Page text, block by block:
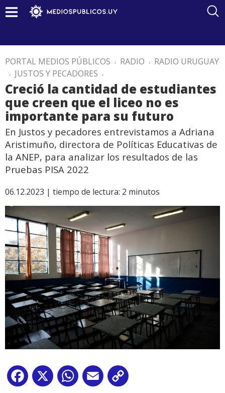
PORTAL MEDIOS PÚBLICOS . RADIO . RADIO URUGUAY
. JUSTOS Y PECADORES .
Creció la cantidad de estudiantes
que creen que el liceo no es
importante para su futuro
En Justos y pecadores entrevistamos a Adriana
Aristimuño, directora de Políticas Educativas de
la ANEP, para analizar los resultados de las
Pruebas PISA 2022
06.12.2023 | tiempo de lectura: 2 minutos
Facebook
X WhatsApp
Email